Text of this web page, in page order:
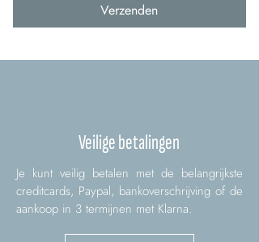
Verzenden
Veilige betalingen
Je kunt veilig betalen met de belangrijkste
creditcards, Paypal, bankoverschrijving of de
aankoop in 3 termijnen met Klarna.